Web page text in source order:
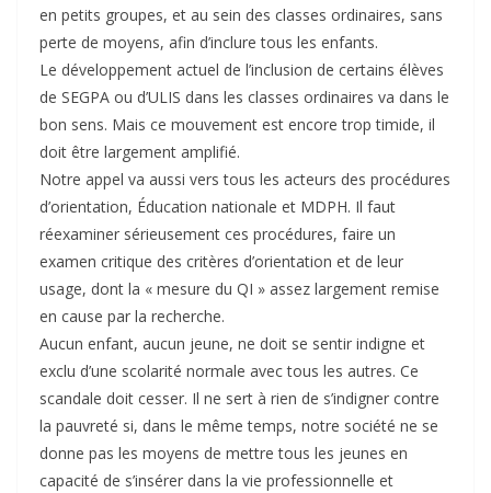
en petits groupes, et au sein des classes ordinaires, sans
perte de moyens, afin d’inclure tous les enfants.
Le développement actuel de l’inclusion de certains élèves
de SEGPA ou d’ULIS dans les classes ordinaires va dans le
bon sens. Mais ce mouvement est encore trop timide, il
doit être largement amplifié.
Notre appel va aussi vers tous les acteurs des procédures
d’orientation, Éducation nationale et MDPH. Il faut
réexaminer sérieusement ces procédures, faire un
examen critique des critères d’orientation et de leur
usage, dont la « mesure du QI » assez largement remise
en cause par la recherche.
Aucun enfant, aucun jeune, ne doit se sentir indigne et
exclu d’une scolarité normale avec tous les autres. Ce
scandale doit cesser. Il ne sert à rien de s’indigner contre
la pauvreté si, dans le même temps, notre société ne se
donne pas les moyens de mettre tous les jeunes en
capacité de s’insérer dans la vie professionnelle et